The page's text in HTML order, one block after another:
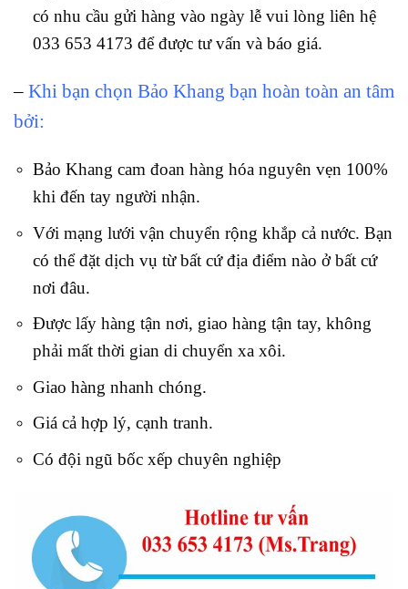
có nhu cầu gửi hàng vào ngày lễ vui lòng liên hệ
033 653 4173 để được tư vấn và báo giá.
– Khi bạn chọn Bảo Khang bạn hoàn toàn an tâm
bởi:
Bảo Khang cam đoan hàng hóa nguyên vẹn 100%
khi đến tay người nhận.
Với mạng lưới vận chuyển rộng khắp cả nước. Bạn
có thể đặt dịch vụ từ bất cứ địa điểm nào ở bất cứ
nơi đâu.
Được lấy hàng tận nơi, giao hàng tận tay, không
phải mất thời gian di chuyển xa xôi.
Giao hàng nhanh chóng.
Giá cả hợp lý, cạnh tranh.
Có đội ngũ bốc xếp chuyên nghiệp